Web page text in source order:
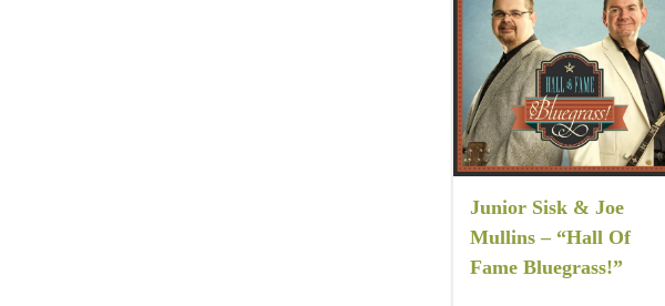
Junior Sisk & Joe
Mullins – “Hall Of
Fame Bluegrass!”